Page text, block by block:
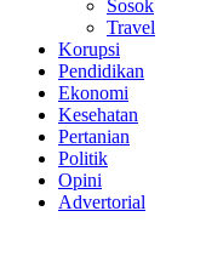
Sosok
Travel
Korupsi
Pendidikan
Ekonomi
Kesehatan
Pertanian
Politik
Opini
Advertorial